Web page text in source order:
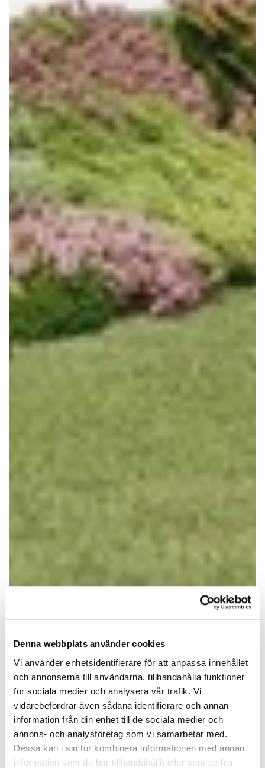
Denna webbplats använder cookies
Vi använder enhetsidentifierare för att anpassa innehållet
och annonserna till användarna, tillhandahålla funktioner
för sociala medier och analysera vår trafik. Vi
vidarebefordrar även sådana identifierare och annan
information från din enhet till de sociala medier och
annons- och analysföretag som vi samarbetar med.
Dessa kan i sin tur kombinera informationen med annan
information som du har tillhandahållit eller som de har